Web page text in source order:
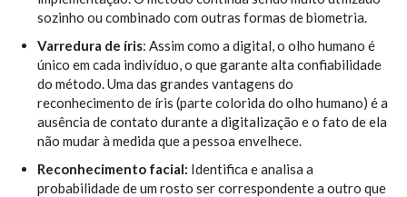
sozinho ou combinado com outras formas de biometria.
Varredura de íris: Assim como a digital, o olho humano é
único em cada indivíduo, o que garante alta confiabilidade
do método. Uma das grandes vantagens do
reconhecimento de íris (parte colorida do olho humano) é a
ausência de contato durante a digitalização e o fato de ela
não mudar à medida que a pessoa envelhece.
Reconhecimento facial: Identifica e analisa a
probabilidade de um rosto ser correspondente a outro que